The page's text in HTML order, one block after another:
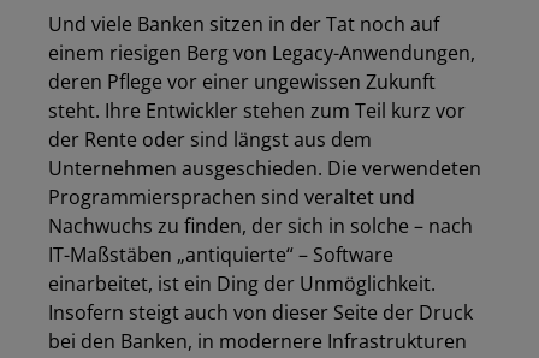
Und viele Banken sitzen in der Tat noch auf
einem riesigen Berg von Legacy-Anwendungen,
deren Pflege vor einer ungewissen Zukunft
steht. Ihre Entwickler stehen zum Teil kurz vor
der Rente oder sind längst aus dem
Unternehmen ausgeschieden. Die verwendeten
Programmiersprachen sind veraltet und
Nachwuchs zu finden, der sich in solche – nach
IT-Maßstäben „antiquierte“ – Software
einarbeitet, ist ein Ding der Unmöglichkeit.
Insofern steigt auch von dieser Seite der Druck
bei den Banken, in modernere Infrastrukturen